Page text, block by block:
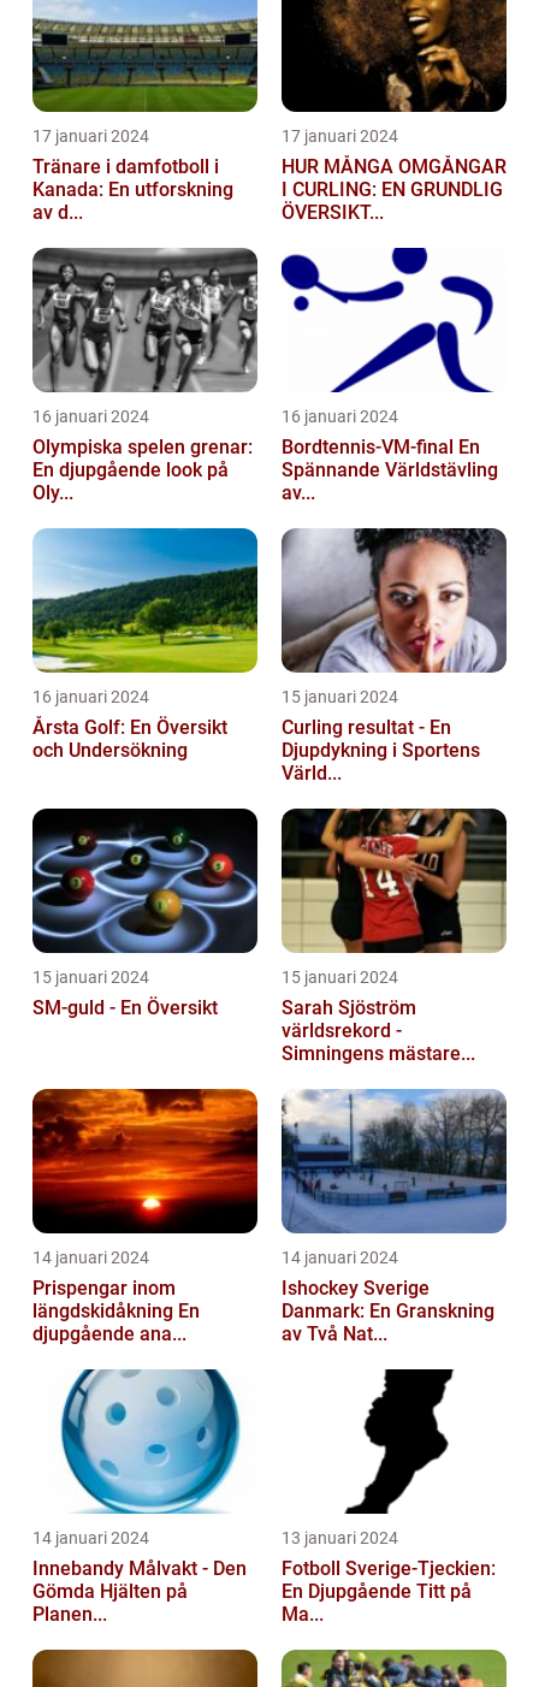
17 januari 2024
Tränare i damfotboll i
Kanada: En utforskning
av d...
17 januari 2024
HUR MÅNGA OMGÅNGAR
I CURLING: EN GRUNDLIG
ÖVERSIKT...
16 januari 2024
Olympiska spelen grenar:
En djupgående look på
Oly...
16 januari 2024
Bordtennis-VM-final En
Spännande Världstävling
av...
16 januari 2024
Årsta Golf: En Översikt
och Undersökning
15 januari 2024
Curling resultat - En
Djupdykning i Sportens
Värld...
15 januari 2024
SM-guld - En Översikt
15 januari 2024
Sarah Sjöström
världsrekord -
Simningens mästare...
14 januari 2024
Prispengar inom
längdskidåkning En
djupgående ana...
14 januari 2024
Ishockey Sverige
Danmark: En Granskning
av Två Nat...
14 januari 2024
Innebandy Målvakt - Den
Gömda Hjälten på
Planen...
13 januari 2024
Fotboll Sverige-Tjeckien:
En Djupgående Titt på
Ma...